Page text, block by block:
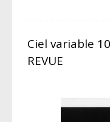
Ciel variable
REVUE